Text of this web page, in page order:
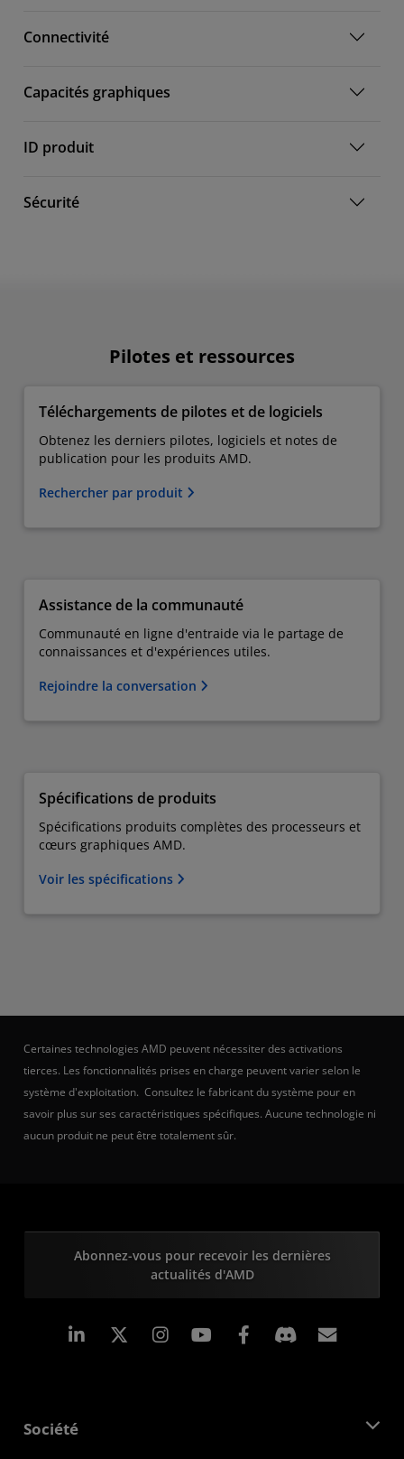
Connectivité
Capacités graphiques
ID produit
Sécurité
Pilotes et ressources
Téléchargements de pilotes et de logiciels
Obtenez les derniers pilotes, logiciels et notes de
publication pour les produits AMD.
Rechercher par produit
Assistance de la communauté
Communauté en ligne d'entraide via le partage de
connaissances et d'expériences utiles.
Rejoindre la conversation
Spécifications de produits
Spécifications produits complètes des processeurs et
cœurs graphiques AMD.
Voir les spécifications
Certaines technologies AMD peuvent nécessiter des activations
tierces. Les fonctionnalités prises en charge peuvent varier selon le
système d'exploitation. Consultez le fabricant du système pour en
savoir plus sur ses caractéristiques spécifiques. Aucune technologie ni
aucun produit ne peut être totalement sûr.
Abonnez-vous pour recevoir les dernières
actualités d'AMD
LinkedIn Instagram Facebook
Société